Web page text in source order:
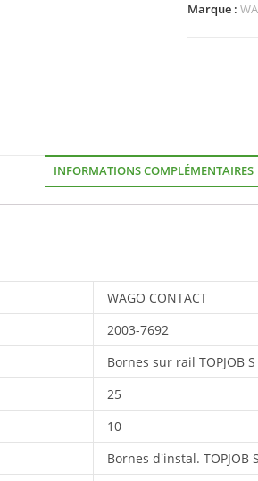
Marque :
INFORMATIONS COMPLÉMENTAIRES
WAGO CONTACT
2003-7692
Bornes sur rail TOPJOB S
25
10
Bornes d'instal. TOPJOB